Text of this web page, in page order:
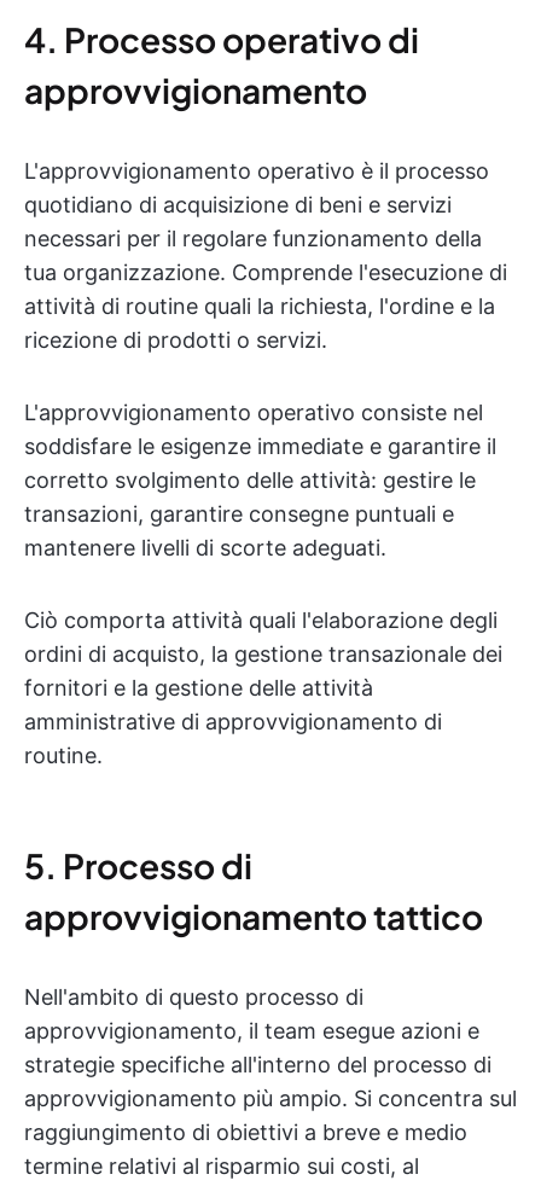
4. Processo operativo di
approvvigionamento
L'approvvigionamento operativo è il processo
quotidiano di acquisizione di beni e servizi
necessari per il regolare funzionamento della
tua organizzazione. Comprende l'esecuzione di
attività di routine quali la richiesta, l'ordine e la
ricezione di prodotti o servizi.
L'approvvigionamento operativo consiste nel
soddisfare le esigenze immediate e garantire il
corretto svolgimento delle attività: gestire le
transazioni, garantire consegne puntuali e
mantenere livelli di scorte adeguati.
Ciò comporta attività quali l'elaborazione degli
ordini di acquisto, la gestione transazionale dei
fornitori e la gestione delle attività
amministrative di approvvigionamento di
routine.
5. Processo di
approvvigionamento tattico
Nell'ambito di questo processo di
approvvigionamento, il team esegue azioni e
strategie specifiche all'interno del processo di
approvvigionamento più ampio. Si concentra sul
raggiungimento di obiettivi a breve e medio
termine relativi al risparmio sui costi, al